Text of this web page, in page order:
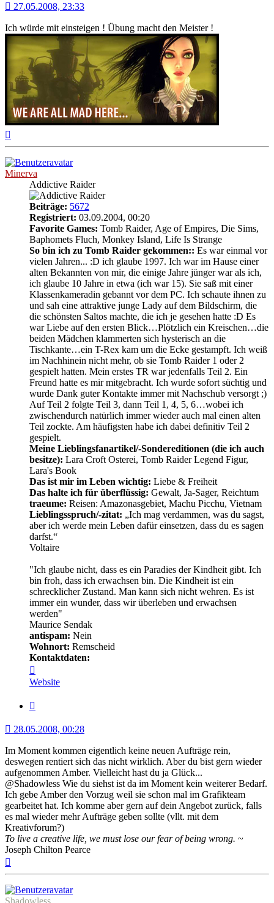
27.05.2008, 23:33
Ich würde mit einsteigen ! Übung macht den Meister !
Minerva
Addictive Raider
Beiträge: 5672
Registriert: 03.09.2004, 00:20
Favorite Games: Tomb Raider, Age of Empires, Die Sims,
Baphomets Fluch, Monkey Island, Life Is Strange
So bin ich zu Tomb Raider gekommen:: Es war einmal vor
vielen Jahren... :D ich glaube 1997. Ich war im Hause einer
alten Bekannten von mir, die einige Jahre jünger war als ich,
ich glaube 10 Jahre in etwa (ich war 15). Sie saß mit einer
Klassenkameradin gebannt vor dem PC. Ich schaute ihnen zu
und sah eine attraktive junge Lady auf dem Bildschirm, die
die schönsten Saltos machte, die ich je gesehen hatte :D Es
war Liebe auf den ersten Blick…Plötzlich ein Kreischen…die
beiden Mädchen klammerten sich hysterisch an die
Tischkante…ein T-Rex kam um die Ecke gestampft. Ich weiß
im Nachhinein nicht mehr, ob sie Tomb Raider 1 oder 2
gespielt hatten. Mein erstes TR war jedenfalls Teil 2. Ein
Freund hatte es mir mitgebracht. Ich wurde sofort süchtig und
wurde Dank guter Kontakte immer mit Nachschub versorgt ;)
Auf Teil 2 folgte Teil 3, dann Teil 1, 4, 5, 6…wobei ich
zwischendurch natürlich immer wieder auch mal einen alten
Teil zockte. Am häufigsten habe ich dabei definitiv Teil 2
gespielt.
Meine Lieblingsfanartikel/-Sondereditionen (die ich auch
besitze): Lara Croft Osterei, Tomb Raider Legend Figur,
Lara's Book
Das ist mir im Leben wichtig: Liebe & Freiheit
Das halte ich für überflüssig: Gewalt, Ja-Sager, Reichtum
traeume: Reisen: Amazonasgebiet, Machu Picchu, Vietnam
Lieblingsspruch/-zitat: „Ich mag verdammen, was du sagst,
aber ich werde mein Leben dafür einsetzen, dass du es sagen
darfst.“
Voltaire
"Ich glaube nicht, dass es ein Paradies der Kindheit gibt. Ich
bin froh, dass ich erwachsen bin. Die Kindheit ist ein
schrecklicher Zustand. Man kann sich nicht wehren. Es ist
immer ein wunder, dass wir überleben und erwachsen
werden"
Maurice Sendak
antispam: Nein
Wohnort: Remscheid
Kontaktdaten:
von
Minerva
Website
28.05.2008, 00:28
Im Moment kommen eigentlich keine neuen Aufträge rein,
deswegen rentiert sich das nicht wirklich. Aber du bist gern wieder
aufgenommen Amber. Vielleicht hast du ja Glück...
@Shadowless Wie du siehst ist da im Moment kein weiterer Bedarf.
Ich gebe Amber den Vorzug weil sie schon mal im Grafikteam
gearbeitet hat. Ich komme aber gern auf dein Angebot zurück, falls
es mal wieder mehr Aufträge geben sollte (vllt. mit dem
Kreativforum?)
To live a creative life, we must lose our fear of being wrong. ~
Joseph Chilton Pearce
oben